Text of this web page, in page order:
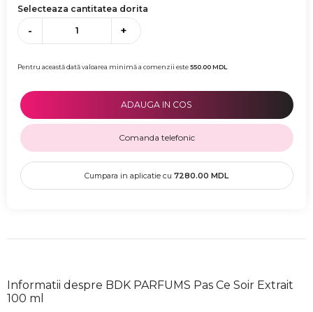
Selecteaza cantitatea dorita
- +
Pentru această dată valoarea minimă a comenzii este550.00MDL
ADAUGA IN COS
Comanda telefonic
Cumpara in aplicatie cu 7280.00 MDL
Informatii despre BDK PARFUMS Pas Ce Soir Extrait
100 ml